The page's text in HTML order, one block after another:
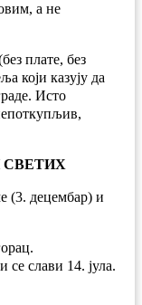
а не
плате, без
који казују да
Исто
СВЕТИХ
(3. децембар) и
се слави 14. јула.